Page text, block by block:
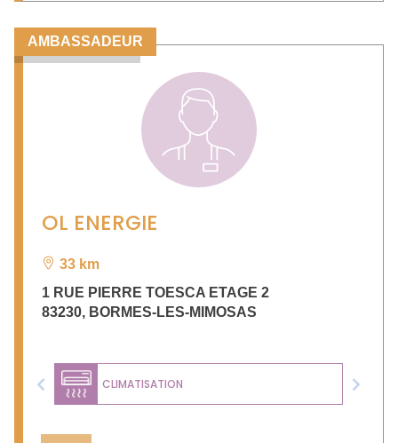
AMBASSADEUR
OL ENERGIE
33 km
1 RUE PIERRE TOESCA ETAGE 2
83230, BORMES-LES-MIMOSAS
CLIMATISATION
Previous Next